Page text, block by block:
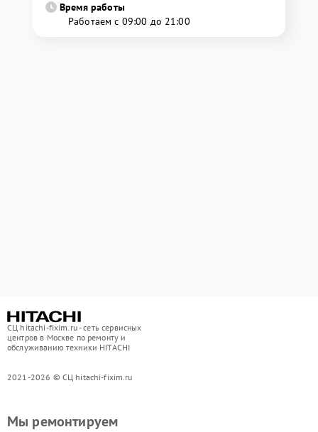
Время работы
Работаем с 09:00 до 21:00
СЦ hitachi-fixim.ru - сеть сервисных
центров в Москве по ремонту и
обслуживанию техники HITACHI
2021-2026 © СЦ hitachi-fixim.ru
Мы ремонтируем